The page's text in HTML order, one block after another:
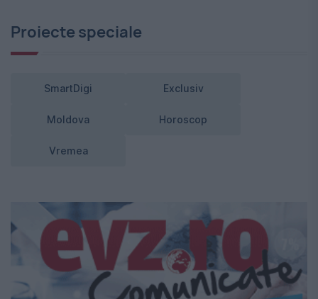
Proiecte speciale
SmartDigi Exclusiv
Moldova Horoscop
Vremea